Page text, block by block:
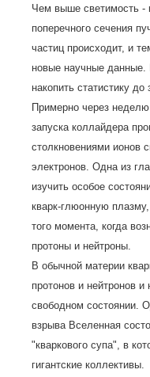
Чем выше светимость -
поперечного сечения
частиц происходит, и
новые научные данные.
накопить статистику
Примерно через
запуска коллайдера
столкновениями ионов
электронов. Одна из
изучить особое
кварк-глюонную
того момента, когда
протоны и нейтроны.
В обычной материи
протонов и нейтронов
свободном состоянии.
взрыва Вселенная
"кваркового супа", в
гигантские коллективы.